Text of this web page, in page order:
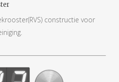
constructie voor